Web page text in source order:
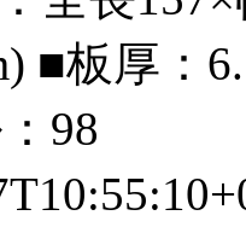
■板厚：
98